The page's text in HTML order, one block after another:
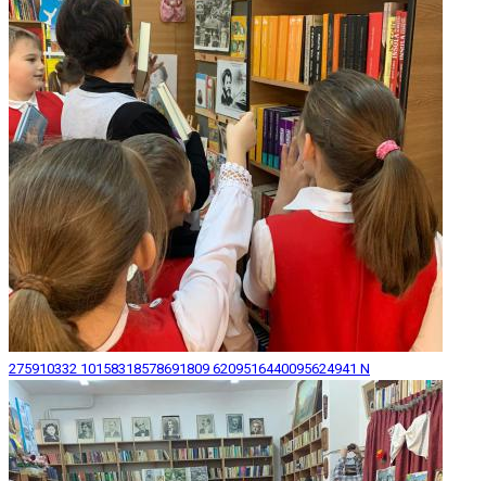
275910332 10158318578691809 6209516440095624941 N